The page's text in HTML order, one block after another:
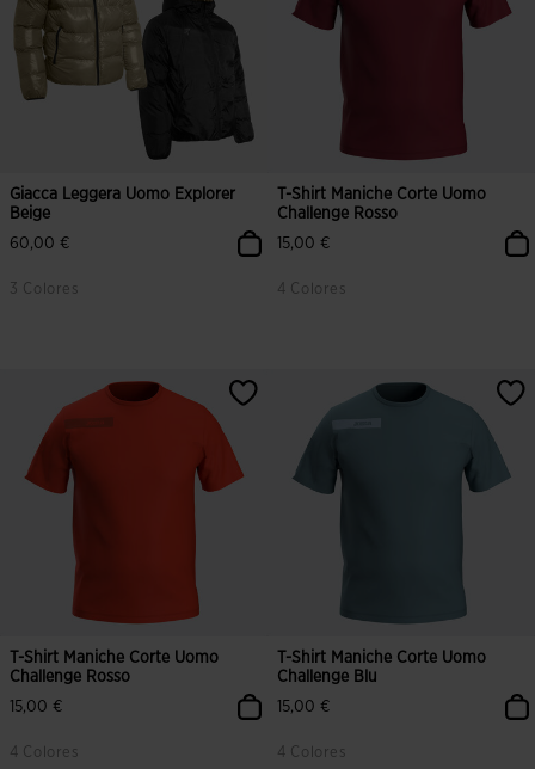
Giacca Leggera Uomo Explorer
Beige
60,00 €
3 Colores
3,5 su 5 valutazione dei clienti
T-Shirt Maniche Corte Uomo
Challenge Rosso
15,00 €
4 Colores
5 su 5 valutazione dei clienti
T-Shirt Maniche Corte Uomo
Challenge Rosso
15,00 €
4 Colores
T-Shirt Maniche Corte Uomo
Challenge Blu
15,00 €
4 Colores